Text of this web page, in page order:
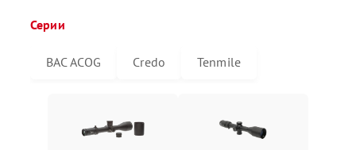
Серии
BAC ACOG Credo Tenmile